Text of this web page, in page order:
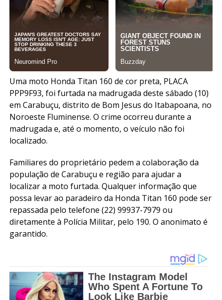
Uma moto Honda Titan 160 de cor preta, PLACA
PPP9F93, foi furtada na madrugada deste sábado (10)
em Carabuçu, distrito de Bom Jesus do Itabapoana, no
Noroeste Fluminense. O crime ocorreu durante a
madrugada e, até o momento, o veículo não foi
localizado.
Familiares do proprietário pedem a colaboração da
população de Carabuçu e região para ajudar a
localizar a moto furtada. Qualquer informação que
possa levar ao paradeiro da Honda Titan 160 pode ser
repassada pelo telefone (22) 99937-7979 ou
diretamente à Polícia Militar, pelo 190. O anonimato é
garantido.